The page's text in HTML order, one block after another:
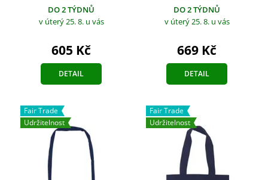
DO 2 TÝDNŮ
v úterý 25. 8. u vás
605 Kč
DETAIL
DO 2 TÝDNŮ
v úterý 25. 8. u vás
669 Kč
DETAIL
Fair Trade
Udržitelnost
Fair Trade
Udržitelnost